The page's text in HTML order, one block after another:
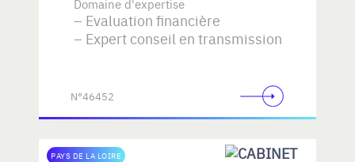
Domaine d'expertise
Evaluation financière
Expert conseil en transmission
N°46452
PAYS DE LA LOIRE